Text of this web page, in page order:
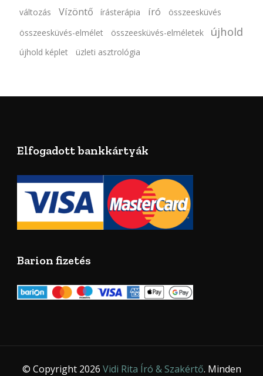
változás
Vízöntő írásterápia író
összeesküvés
összeesküvés-elmélet
összeesküvés-elméletek újhold
újhold képlet üzleti asztrológia
Elfogadott bankkártyák
Barion fizetés
© Copyright 2026 Vidi Rita Író & Szakértő. Minden